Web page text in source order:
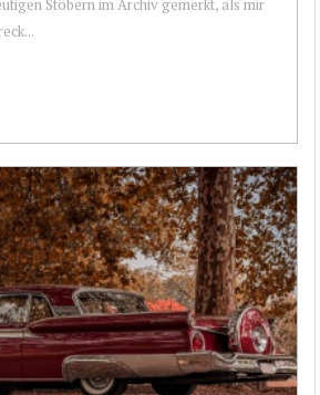
Stöbern im Archiv gemerkt, als mir